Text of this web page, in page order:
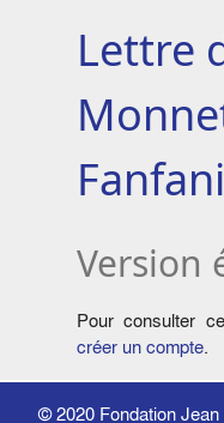
Lettre
Version
Pour consulter
créer un compte.
© 2020 Fondation